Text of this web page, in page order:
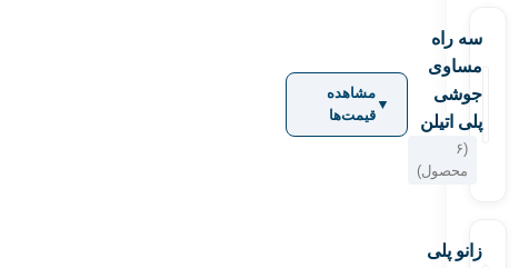
سه راه
مساوی
جوشی
پلی اتیلن
(۶
محصول)
▼
مشاهده
قیمت‌ها
زانو پلی